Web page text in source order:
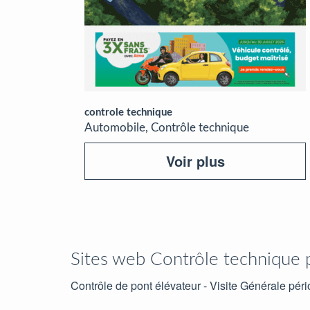
controle technique
Automobile, Contrôle technique
Voir plus
Sites web Contrôle technique
Contrôle de pont élévateur - Visite Générale